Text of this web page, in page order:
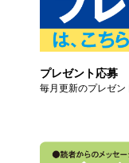
プレゼント応募
毎月更新のプレゼン